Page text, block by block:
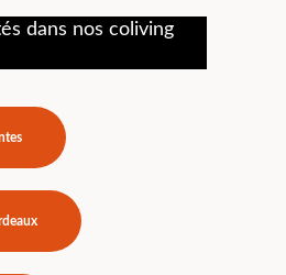
dans nos coliving